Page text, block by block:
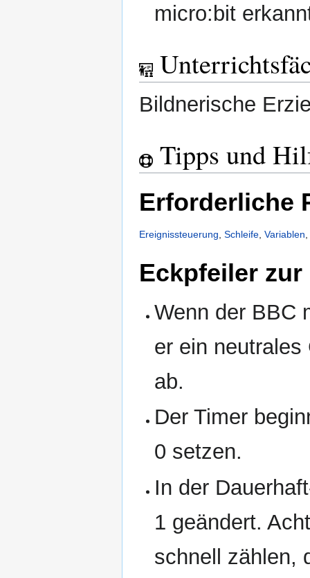
micro:bit
Bildnerische
Tipps und
Erforderliche
Ereignissteuerung Schleife Variablen
Eckpfeiler
Wenn der BBC
er ein neutrales
ab.
Der Timer
0 setzen.
In der
1 geändert.
schnell zählen,